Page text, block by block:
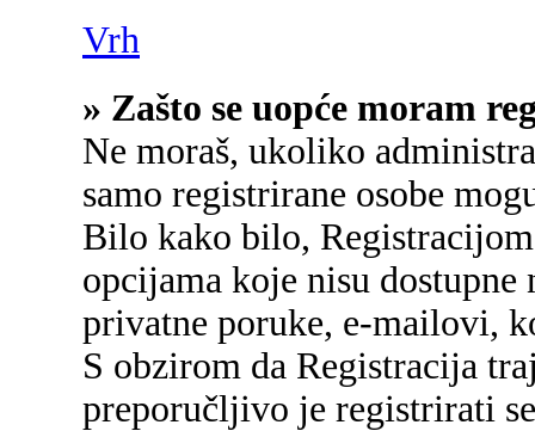
Vrh
» Zašto se uopće moram
Ne moraš, ukoliko
samo registrirane osobe
Bilo kako bilo,
opcijama koje nisu
privatne poruke, e-mailovi,
S obzirom da Registracija
preporučljivo je registrirati